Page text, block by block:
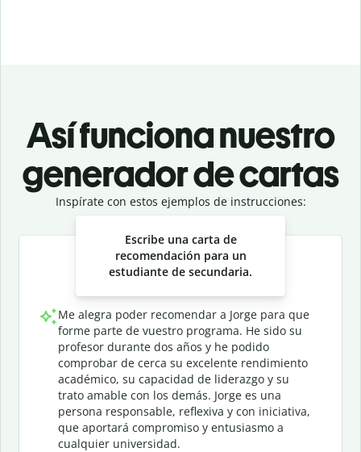
Así funciona nuestro
generador de cartas
Inspírate con estos ejemplos de instrucciones:
Escribe una carta de
recomendación para un
estudiante de secundaria.
Me alegra poder recomendar a Jorge para que
forme parte de vuestro programa. He sido su
profesor durante dos años y he podido
comprobar de cerca su excelente rendimiento
académico, su capacidad de liderazgo y su
trato amable con los demás. Jorge es una
persona responsable, reflexiva y con iniciativa,
que aportará compromiso y entusiasmo a
cualquier universidad.